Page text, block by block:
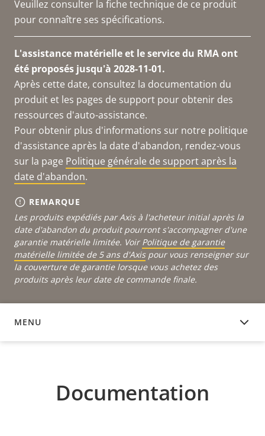
Veuillez consulter la fiche technique de ce produit
pour connaître ses spécifications.
L'assistance matérielle et le service du RMA ont
été proposés jusqu'à 2028-11-01.
Après cette date, consultez la documentation du
produit et les pages de support pour obtenir des
ressources d'auto-assistance.
Pour obtenir plus d'informations sur notre politique
d'assistance après la date d'abandon, rendez-vous
sur la page Politique générale de support après la
date d'abandon.
REMARQUE
Les produits expédiés par Axis à l'acheteur initial après la
date d'abandon du produit pourront s'accompagner d'une
garantie matérielle limitée. Voir Politique de garantie
matérielle limitée de 5 ans d'Axispour vous renseigner sur
la couverture de garantie lorsque vous achetez des
produits après leur date de commande finale.
MENU
DOCUMENTATION
Documentation